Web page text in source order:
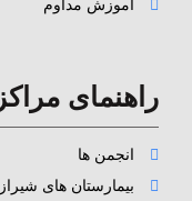
آموزش مداوم
راهنمای مراکز
انجمن ها
بیمارستان های شیراز